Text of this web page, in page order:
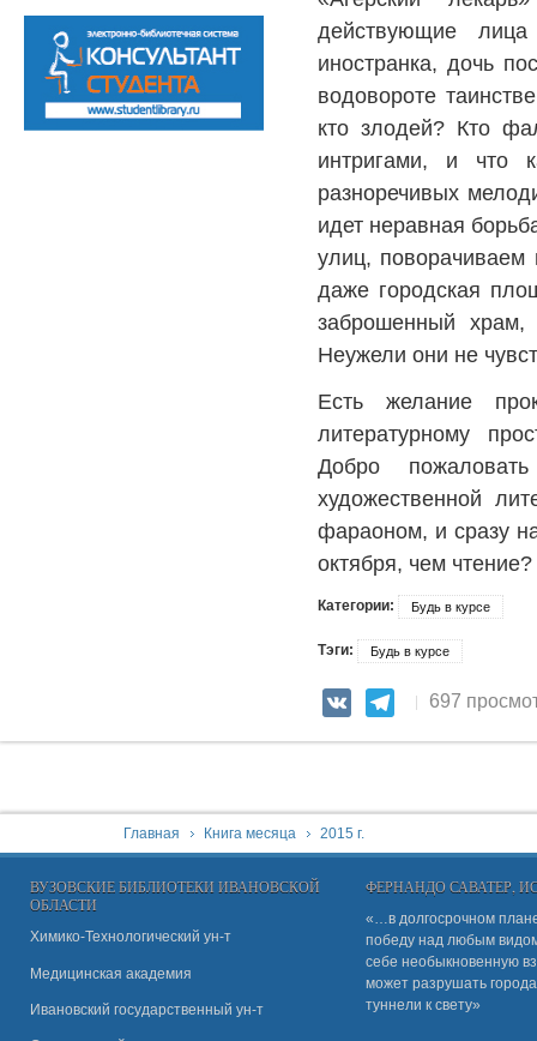
действующие
иностранка, дочь
водовороте
кто злодей? Кто
интригами, и что
разноречивых
идет неравная
улиц, поворачиваем
даже городская
заброшенный храм,
Неужели они не
Есть желание
литературному
Добро
художественной
фараоном, и сразу
октября, чем
Категории: Будь в курсе
Тэги: Будь в курсе
VK Telegram
697
Главная Книга месяца 2015 г.
ВУЗОВСКИЕ БИБЛИОТЕКИ ИВАНОВСКОЙ
ОБЛАСТИ
Химико-Технологический ун-т
Медицинская академия
Ивановский государственный ун-т
ФЕРНАНДО САВАТЕР,
«…в долгосрочном
победу над любым
себе необыкновенную
может разрушать
туннели к свету»